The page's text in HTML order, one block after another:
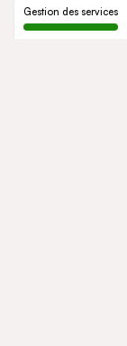
Gestion des services